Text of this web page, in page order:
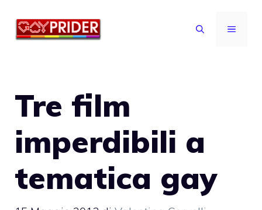
MENU
Tre film
imperdibili a
tematica gay